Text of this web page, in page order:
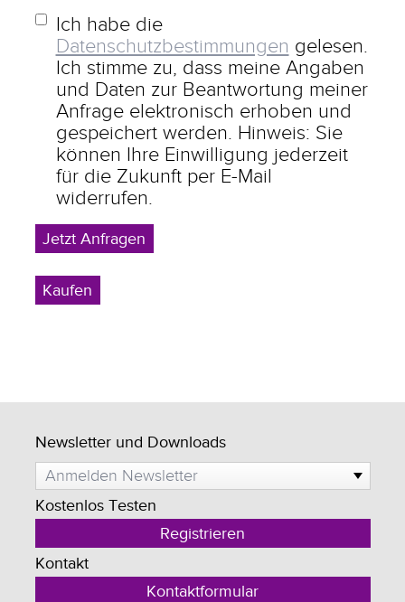
Ich habe die
Datenschutzbestimmungen gelesen.
Ich stimme zu, dass meine Angaben
und Daten zur Beantwortung meiner
Anfrage elektronisch erhoben und
gespeichert werden. Hinweis: Sie
können Ihre Einwilligung jederzeit
für die Zukunft per E-Mail
widerrufen.
Newsletter und Downloads
Anmelden Newsletter
Kostenlos Testen
Registrieren
Kontakt
Kontaktformular